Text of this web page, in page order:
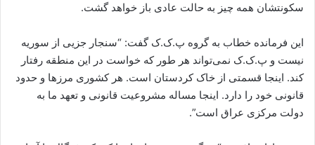
سکونتشان همه چیز به حالت عادی باز خواهد گشت.
این فرمانده خطاب به گروه پ.ک.ک گفت: “سنجار جزیی از سوریه
نیست و پ.ک.ک ‌نمی‌تواند هر طور که خواست در این منطقه رفتار
کند. اینجا قسمتی از خاک کردستان است. هر کشوری مرزها و حدود
قانونی خود را دارد. اینجا مساله مشروعیت قانونی و تعهد ما به
دولت مرکزی عراق است”.